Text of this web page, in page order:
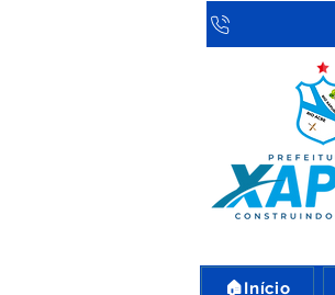
🏠Início